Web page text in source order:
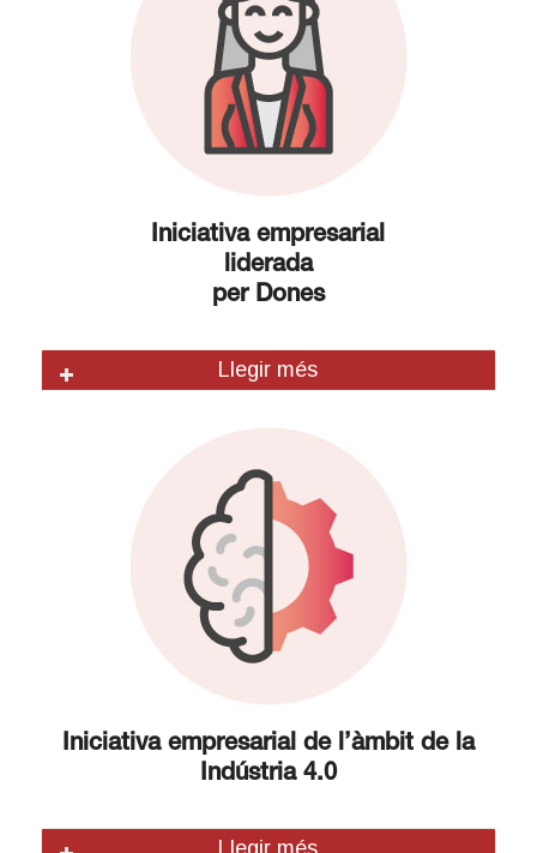
Iniciativa empresarial
liderada
per Dones
Llegir més
Iniciativa empresarial del’àmbit de la
Indústria 4.0
Llegir més